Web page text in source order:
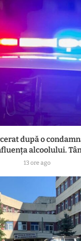
după o
alcoolului.
13 ore ago